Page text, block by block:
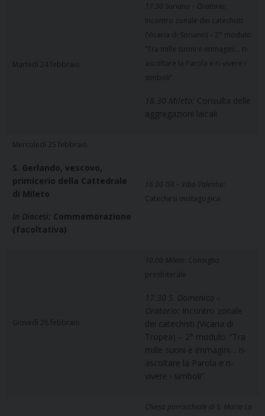
Martedì 24 febbraio
17.30 Soriano – Oratorio:
Incontro zonale dei catechisti
(Vicaria di Soriano) – 2° modulo:
“Tra mille suoni e immagini… ri-
ascoltare la Parola e ri-vivere i
simboli”
18.30 Mileto: Consulta delle
aggregazioni laicali
Mercoledì 25 febbraio
S. Gerlando, vescovo,
primicerio della Cattedrale
di Mileto
In Diocesi: Commemorazione
(facoltativa)
16.00 ISR – Vibo Valentia
Catechesi mistagogica.
Giovedì 26 febbraio
10.00 Mileto : Consiglio
presbiterale
17.30 S. Domenica –
Oratorio: Incontro zonale
dei catechisti (Vicaria di
Tropea) – 2° modulo: “Tra
mille suoni e immagini… ri-
ascoltare la Parola e ri-
vivere i simboli”
Chiesa parrocchiale di S. Maria La